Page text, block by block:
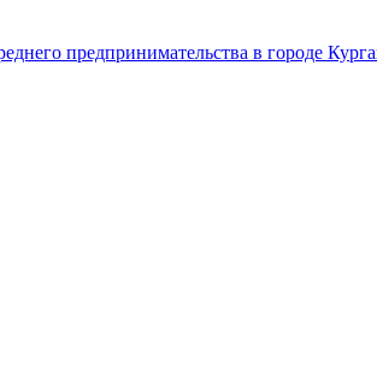
предпринимательства в городе